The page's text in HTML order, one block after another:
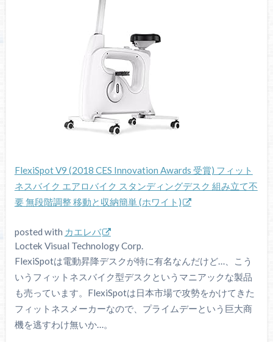
FlexiSpot V9 (2018 CES Innovation Awards 受賞) フィット
ネスバイク エアロバイク スタンディングデスク 組み立て不
要 無段階調整 移動と収納簡単 (ホワイト)
posted with カエレバ
Loctek Visual Technology Corp.
FlexiSpotは電動昇降デスクが特に有名なんだけど…、こう
いうフィットネスバイク型デスクというマニアックな製品
も売っています。FlexiSpotは日本市場で攻勢をかけてきた
フィットネスメーカーなので、プライムデーという巨大商
機を逃すわけ無いか…。